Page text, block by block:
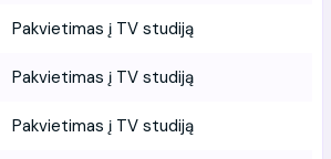
Pakvietimas į TV studiją
Pakvietimas į TV studiją
Pakvietimas į TV studiją